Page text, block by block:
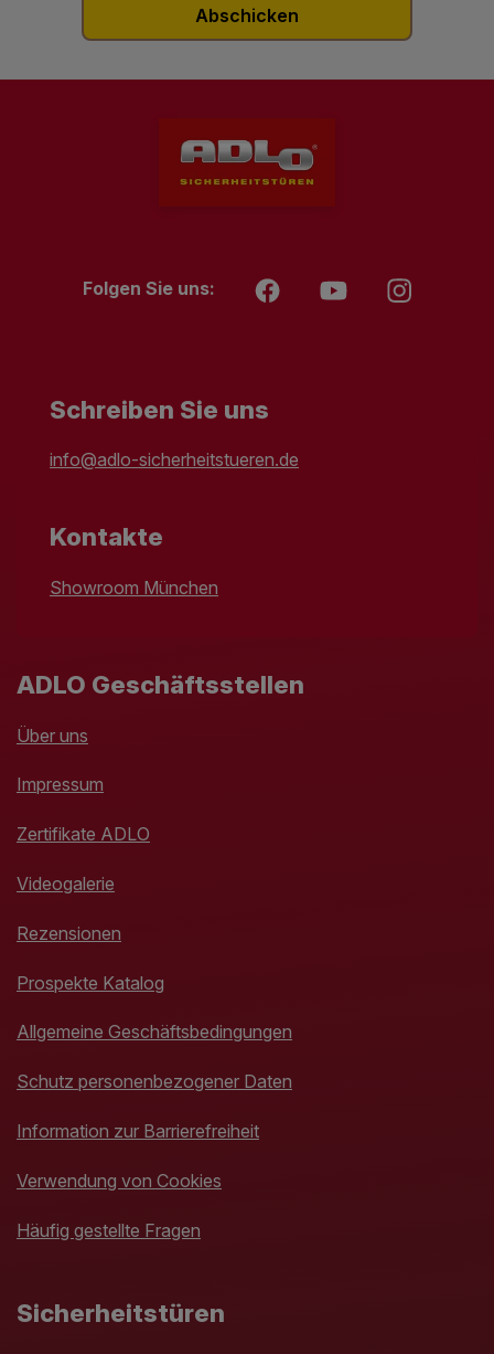
Folgen Sie uns:
Schreiben Sie uns
info@adlo-sicherheitstueren.de
Kontakte
Showroom München
ADLO Geschäftsstellen
Über uns
Impressum
Zertifikate ADLO
Videogalerie
Rezensionen
Prospekte Katalog
Allgemeine Geschäftsbedingungen
Schutz personenbezogener Daten
Information zur Barrierefreiheit
Verwendung von Cookies
Häufig gestellte Fragen
Sicherheitstüren